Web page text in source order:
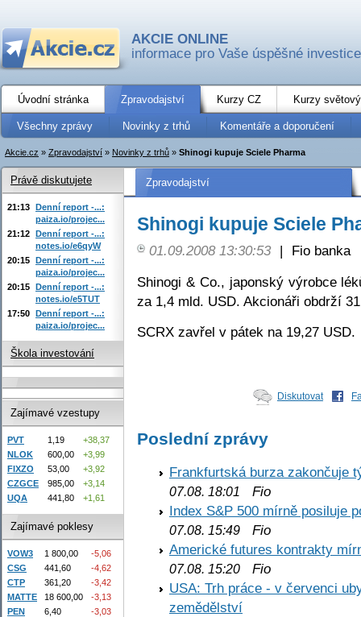
AKCIE ONLINE
informace pro Vaše úspěšné investice
Úvodní stránka Zpravodajství Kurzy CZ Kurzy
Všechny zprávy Novinky z trhů Komentáře a doporučení
Akcie.cz » Zpravodajství » Novinky z trhů » Shinogi kupuje Sciele Pharma
Zpravodajství
Shinogi kupuje Sciele
01.09.2008 13:30:53 |
Fio banka
Shinogi & Co., japonský výrobce
za 1,4 mld. USD. Akcionáři obdrží
SCRX zavřel v pátek na 19,27 USD.
Diskutovat
Poslední zprávy
Frankfurtská burza zakončuje
07.08. 18:01
Fio
Index S&P 500 mírně posiluje
07.08. 15:49 Fio
Americké futures kontrakty
07.08. 15:20 Fio
USA: Trh práce - v červenci
zemědělství
Právě diskutujete
21:13 Denní report -...:
paiza.io/projec...
21:12 Denní report -...:
notes.io/e6qyW
20:15 Denní report -...:
paiza.io/projec...
20:15 Denní report -...:
notes.io/e5TUT
17:50 Denní report -...:
paiza.io/projec...
Škola investování
Zajímavé vzestupy
PVT 1,19
+38,37
NLOK
600,00
+3,99
FIXZO
53,00
+3,92
CZGCE
985,00
+3,14
UQA
441,80 +1,61
Zajímavé poklesy
VOW3 1 800,00
-5,06
CSG
441,60
-4,62
CTP
361,20
-3,42
MATTE
18 600,00
-3,13
PEN
6,40 -3,03